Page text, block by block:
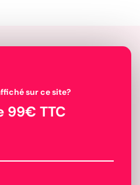
sur ce site?
99€ TTC